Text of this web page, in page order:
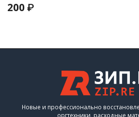
200 ₽
Новые и профессионально
оргтехники, расходные